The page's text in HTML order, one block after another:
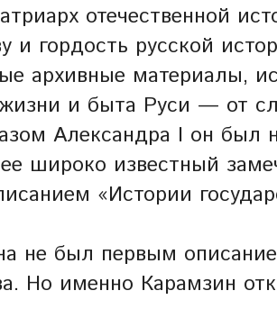
отечественной
и гордость русской
архивные материалы,
и быта Руси — от
Александра I он был
широко известный
«Истории
не был первым
Но именно Карамзин